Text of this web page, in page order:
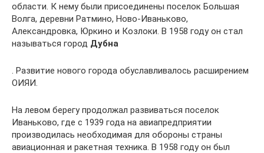
области. К нему были присоединены поселок Большая
Волга, деревни Ратмино, Ново-Иваньково,
Александровка, Юркино и Козлоки. В 1958 году он стал
называться город Дубна
. Развитие нового города обуславливалось расширением
ОИЯИ.
На левом берегу продолжал развиваться поселок
Иваньково, где с 1939 года на авиапредприятии
производилась необходимая для обороны страны
авиационная и ракетная техника. В 1958 году он был